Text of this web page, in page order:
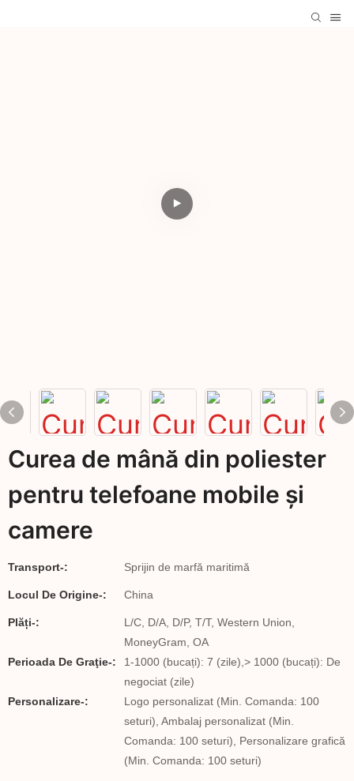
Curea de mână din poliester
pentru telefoane mobile și
camere
Transport-: Sprijin de marfă maritimă
Locul De Origine-: China
Plăți-:
L/C, D/A, D/P, T/T, Western Union,
MoneyGram, OA
Perioada De Graţie-:
1-1000 (bucați): 7 (zile),> 1000 (bucați): De
negociat (zile)
Personalizare-:
Logo personalizat (Min. Comanda: 100
seturi), Ambalaj personalizat (Min.
Comanda: 100 seturi), Personalizare grafică
(Min. Comanda: 100 seturi)